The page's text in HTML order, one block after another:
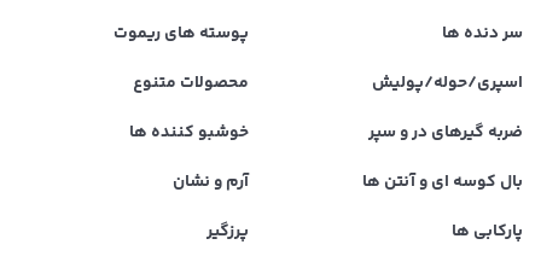
سر دنده ها
پوسته های ریموت
اسپری/حوله/پولیش
محصولات متنوع
ضربه گیرهای در و سپر
خوشبو کننده ها
بال کوسه ای و آنتن ها
آرم و نشان
پارکابی ها
پرزگیر